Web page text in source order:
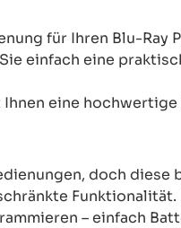
für Ihren Blu-Ray
einfach eine
eine
doch
– einfach